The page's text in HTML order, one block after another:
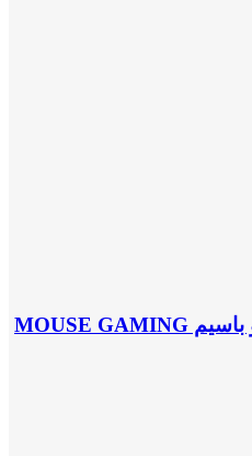
ماوس مخصوص بازی تسکو باسیم MOUSE GAMING